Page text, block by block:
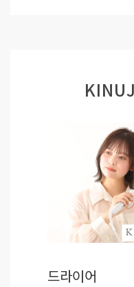
드라이어